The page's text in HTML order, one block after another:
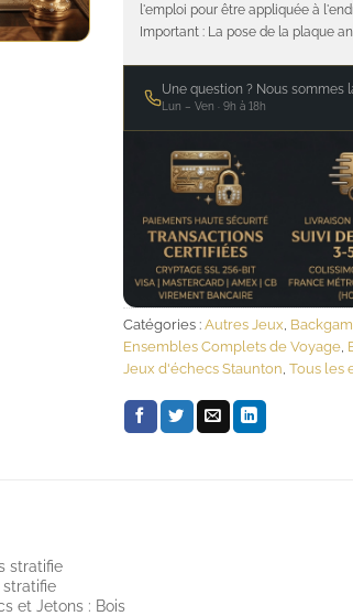
l'emploi pour être appliquée à
Important : La pose de la plaque
Une question ? Nous sommes
Lun – Ven · 9h à 18h
Catégories : Autres Jeux
Ensembles Complets de Voyage
Jeux d'échecs Staunton Tous les
stratifie
stratifie
et Jetons : Bois